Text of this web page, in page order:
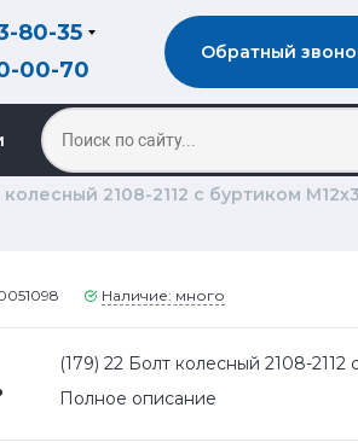
80-35
00-70
Обратный
колесный 2108-2112 с буртиком
Наличие: много
(179) 22 Болт колесный 2108-2112
Полное описание